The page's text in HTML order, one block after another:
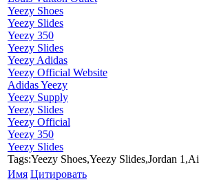
Yeezy Shoes
Yeezy Slides
Yeezy 350
Yeezy Slides
Yeezy Adidas
Yeezy Official Website
Adidas Yeezy
Yeezy Supply
Yeezy Slides
Yeezy Official
Yeezy 350
Yeezy Slides
Tags:Yeezy Shoes,Yeezy Slides,Jordan
Имя Цитировать